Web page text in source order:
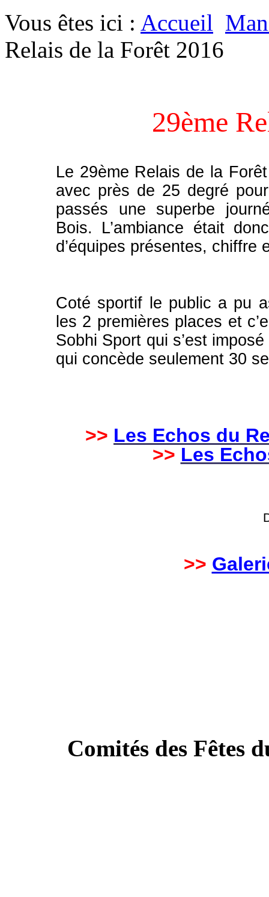
Vous êtes ici : Accueil
Relais de la Forêt 2016
29ème
Le 29ème Relais de la
avec près de 25 degré
passés une superbe
Bois. L’ambiance était
d’équipes présentes, chiffre
Coté sportif le public a pu
les 2 premières places et
Sobhi Sport qui s’est
qui concède seulement 30
>> Les Echos du
>> Les
>>
Comités des Fêtes